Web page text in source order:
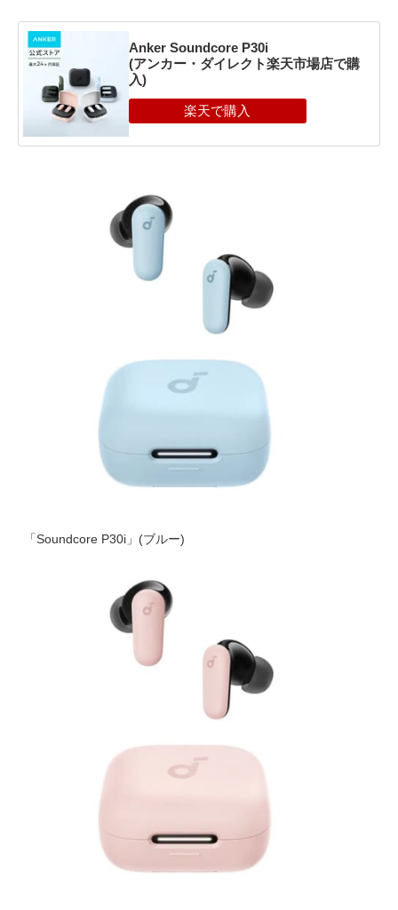
Anker Soundcore P30i
(アンカー・ダイレクト楽天市場店で購
入)
「Soundcore P30i」(ブルー)